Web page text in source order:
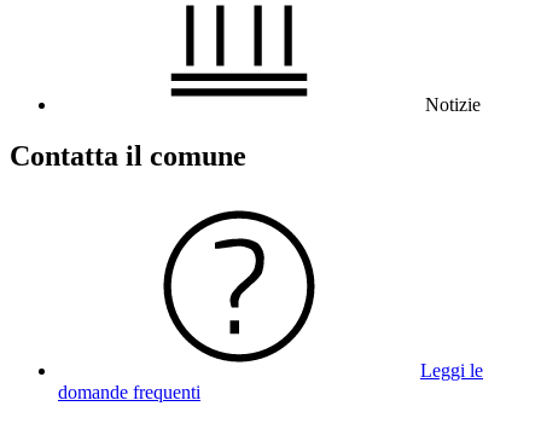
Notizie
Contatta il comune
Leggi le
domande frequenti